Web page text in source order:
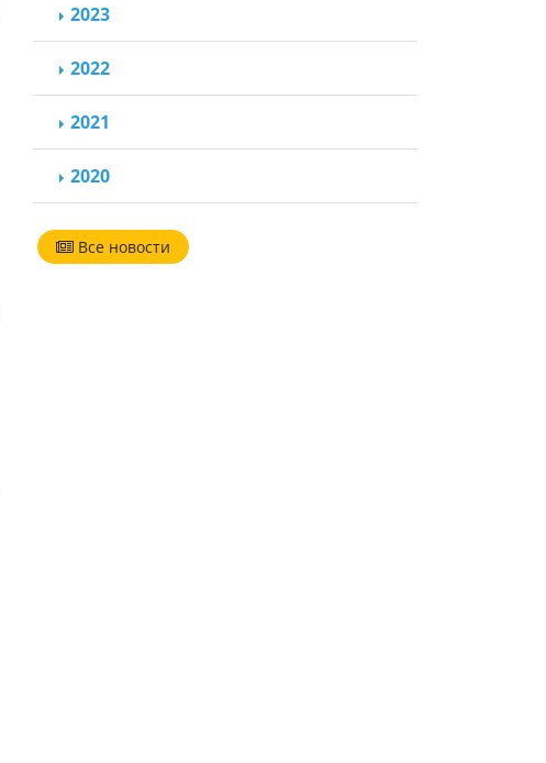
2023
2022
2021
2020
Все новости